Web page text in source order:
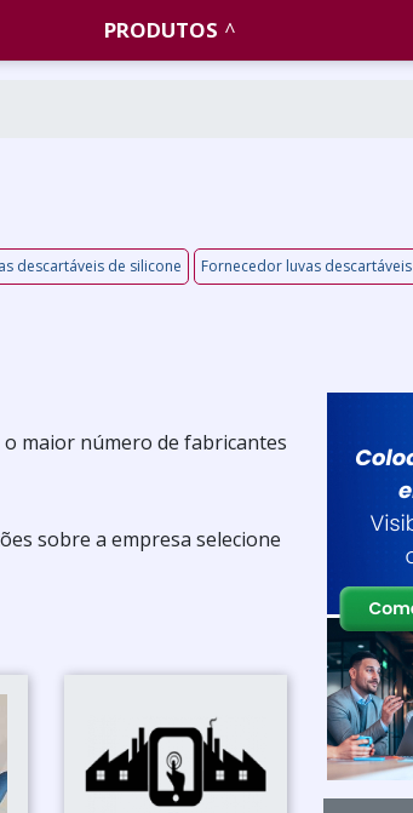
PRODUTOS
descartáveis de silicone Fornecedor luvas descartáveis
maior número de fabricantes
sobre a empresa selecione